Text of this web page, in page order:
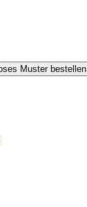
Muster bestellen